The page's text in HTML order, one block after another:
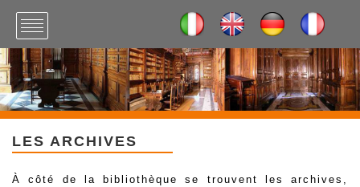
LES ARCHIVES
À côté de la bibliothèque se trouvent les archives,